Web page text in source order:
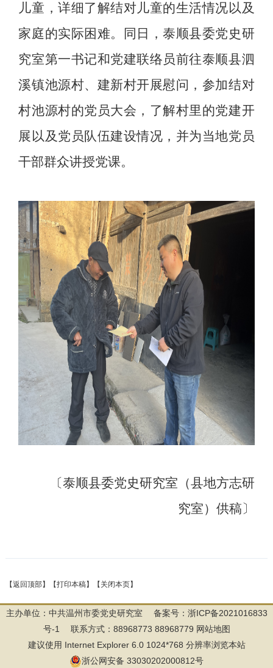
儿童，详细了解结对儿童的生活情况以及
家庭的实际困难。同日，泰顺县委党史研
究室第一书记和党建联络员前往泰顺县泗
溪镇池源村、建新村开展慰问，参加结对
村池源村的党员大会，了解村里的党建开
展以及党员队伍建设情况，并为当地党员
干部群众讲授党课。
〔泰顺县委党史研究室（县地方志研
究室）供稿〕
【返回顶部】 【打印本稿】 【关闭本页】
主办单位：中共温州市委党史研究室 备案号： 浙ICP备2021016833
号-1
联系方式：88968773 88968779 网站地图
建议使用 Internet Explorer 6.0 1024*768 分辨率浏览本站
浙公网安备 33030202000812号